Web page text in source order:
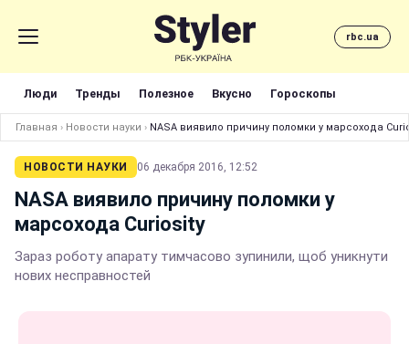
rbc.ua
Люди Тренды Полезное Вкусно Гороскопы
Главная › Новости науки › NASA виявило причину поломки у марсохода
НОВОСТИ НАУКИ 06 декабря 2016, 12:52
NASA виявило причину поломки у
марсохода Curiosity
Зараз роботу апарату тимчасово зупинили, щоб уникнути
нових несправностей